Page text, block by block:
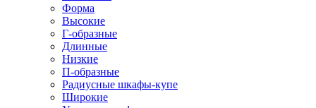
Форма
Высокие
Г-образные
Длинные
Низкие
П-образные
Радиусные шкафы-купе
Широкие